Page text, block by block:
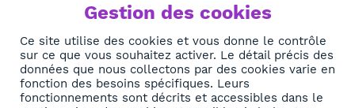
DIASPORA
REJOIGNEZ-NOUS
The African
News Hub
NEWSLETTER
Gestion des cookies
Ce site utilise des cookies et vous donne le contrôle
sur ce que vous souhaitez activer. Le détail précis des
données que nous collectons par des cookies varie en
fonction des besoins spécifiques. Leurs
fonctionnements sont décrits et accessibles dans le